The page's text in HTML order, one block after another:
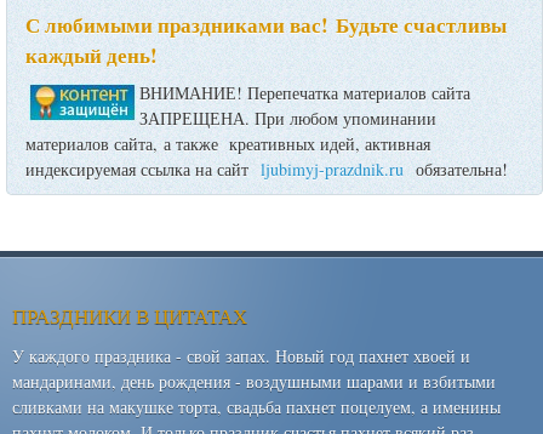
С любимыми праздниками вас! Будьте счастливы
каждый день!
ВНИМАНИЕ! Перепечатка материалов сайта
ЗАПРЕЩЕНА. При любом упоминании
материалов сайта, а также креативных идей, активная
индексируемая ссылка на сайт ljubimyj-prazdnik.ruобязательна!
ПРАЗДНИКИ В ЦИТАТАХ
У каждого праздника - свой запах. Новый год пахнет хвоей и
мандаринами, день рождения - воздушными шарами и взбитыми
сливками на макушке торта, свадьба пахнет поцелуем, а именины